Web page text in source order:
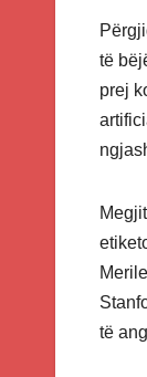
të
prej
të